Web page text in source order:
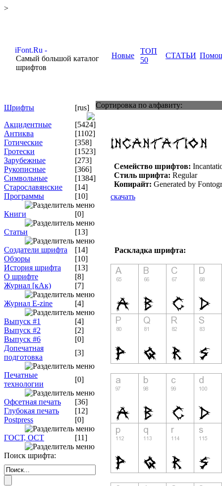
>
Самый большой каталог
шрифтов
Новые
ТОП
50
СТАТЬИ
Шрифты
[rus]
Акцидентные
[5424]
Антиква
[1102]
Готические
[358]
Гротески
[1523]
Зарубежные
[273]
Рукописные
[366]
Символьные
[1384]
Старославянские
[14]
Программы
[10]
Книги [0]
Статьи [13]
Создатели шрифта
[14]
Обзоры
[10]
История шрифта
[13]
О шрифте
[8]
Журнал [кАк)
[7]
Журнал E-zine [4]
Выпуск #1
[4]
Выпуск #2
[2]
Выпуск #6
[0]
Допечатная
подготовка
[3]
Печатные
технологии
[0]
Офсетная печать
[36]
Глубокая печать
[12]
Postpress
[0]
ГОСТ, ОСТ [11]
Поиск шрифта:
Сортировка по алфавиту:
Семейство шрифтов:
Стиль шрифта: Regular
Копирайт: Generated by
скачать
Раскладка шрифта: